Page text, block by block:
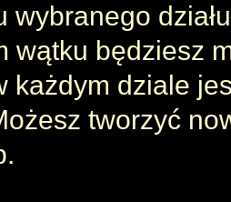
wybranego
wątku będziesz
każdym dziale
tworzyć